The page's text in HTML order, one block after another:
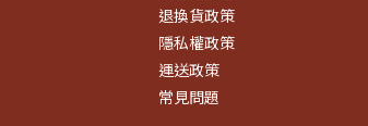
退換貨政策
隱私權政策
運送政策
常見問題